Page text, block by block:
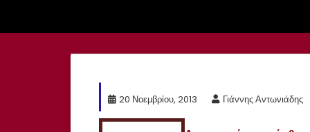
20 Νοεμβρίου, 2013 Γιάννης Αντωνιάδης